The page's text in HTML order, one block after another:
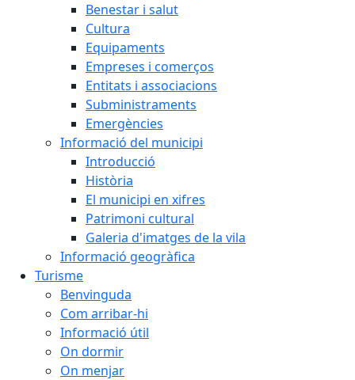
Benestar i salut
Cultura
Equipaments
Empreses i comerços
Entitats i associacions
Subministraments
Emergències
Informació del municipi
Introducció
Història
El municipi en xifres
Patrimoni cultural
Galeria d'imatges de la vila
Informació geogràfica
Turisme
Benvinguda
Com arribar-hi
Informació útil
On dormir
On menjar